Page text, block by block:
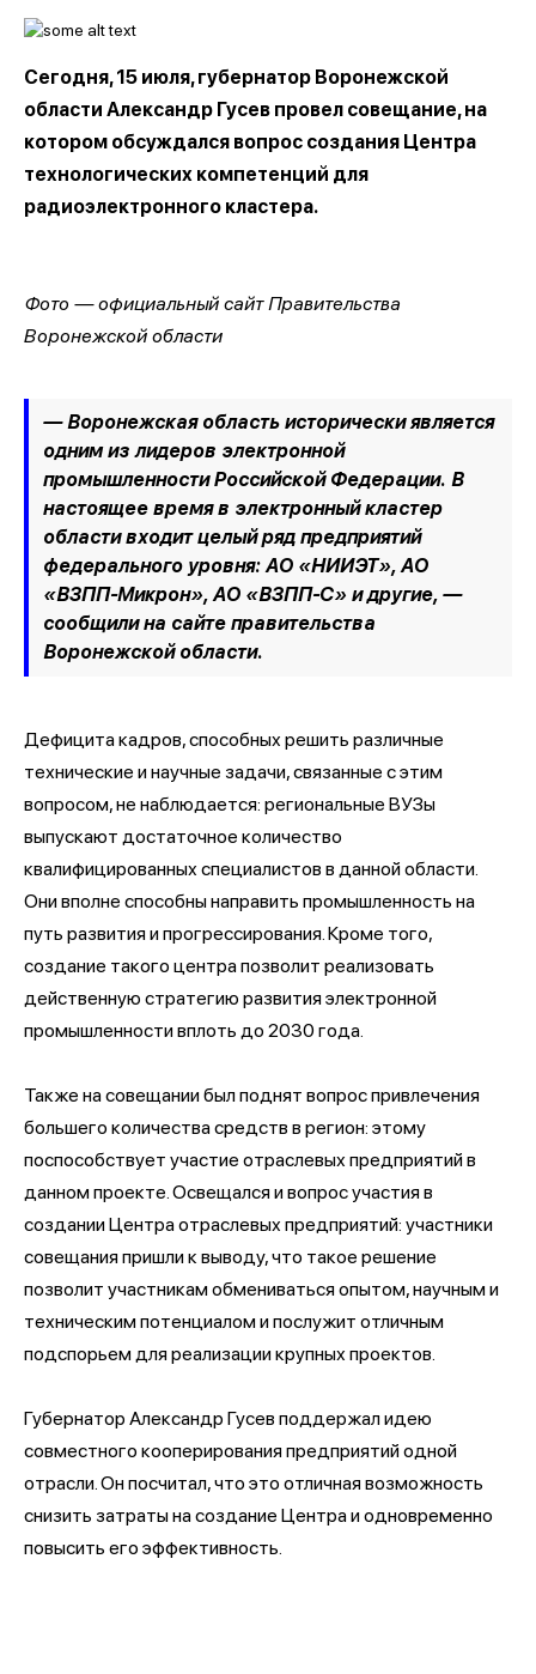
Сегодня, 15 июля, губернатор Воронежской
области Александр Гусев провел совещание, на
котором обсуждался вопрос создания Центра
технологических компетенций для
радиоэлектронного кластера.
Фото — официальный сайт Правительства
Воронежской области
— Воронежская область исторически является
одним из лидеров электронной
промышленности Российской Федерации. В
настоящее время в электронный кластер
области входит целый ряд предприятий
федерального уровня: АО «НИИЭТ», АО
«ВЗПП-Микрон», АО «ВЗПП-С» и другие, —
сообщили на сайте правительства
Воронежской области.
Дефицита кадров, способных решить различные
технические и научные задачи, связанные с этим
вопросом, не наблюдается: региональные ВУЗы
выпускают достаточное количество
квалифицированных специалистов в данной области.
Они вполне способны направить промышленность на
путь развития и прогрессирования. Кроме того,
создание такого центра позволит реализовать
действенную стратегию развития электронной
промышленности вплоть до 2030 года.
Также на совещании был поднят вопрос привлечения
большего количества средств в регион: этому
поспособствует участие отраслевых предприятий в
данном проекте. Освещался и вопрос участия в
создании Центра отраслевых предприятий: участники
совещания пришли к выводу, что такое решение
позволит участникам обмениваться опытом, научным и
техническим потенциалом и послужит отличным
подспорьем для реализации крупных проектов.
Губернатор Александр Гусев поддержал идею
совместного кооперирования предприятий одной
отрасли. Он посчитал, что это отличная возможность
снизить затраты на создание Центра и одновременно
повысить его эффективность.